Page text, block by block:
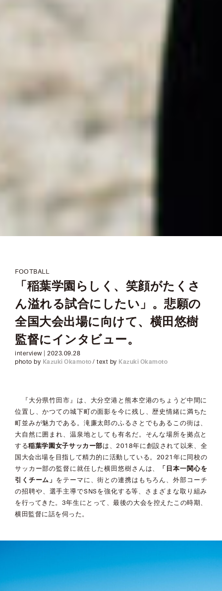
FOOTBALL
「稲葉学園らしく、笑顔がたくさ
ん溢れる試合にしたい」。悲願の
全国大会出場に向けて、横田悠樹
監督にインタビュー。
interview
2023.09.28
photo by Kazuki Okamoto / text by Kazuki Okamoto
『大分県竹田市』は、大分空港と熊本空港のちょうど中間に
位置し、かつての城下町の面影を今に残し、歴史情緒に満ちた
町並みが魅力である。滝廉太郎のふるさとでもあるこの街は、
大自然に囲まれ、温泉地としても有名だ。そんな場所を拠点と
する稲葉学園女子サッカー部は、2018年に創設されて以来、全
国大会出場を目指して精力的に活動している。2021年に同校の
サッカー部の監督に就任した横田悠樹さんは、
「日本一関心を
引くチーム」 をテーマに、街との連携はもちろん、外部コーチ
の招聘や、選手主導でSNSを強化する等、さまざまな取り組み
を行ってきた。3年生にとって、最後の大会を控えたこの時期、
横田監督に話を伺った。